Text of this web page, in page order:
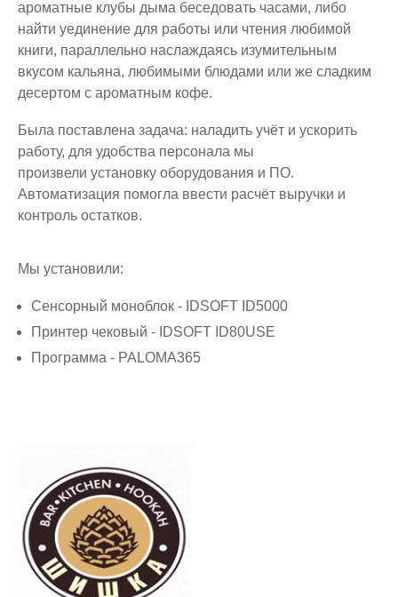
ароматные клубы дыма беседовать часами, либо
найти уединение для работы или чтения любимой
книги, параллельно наслаждаясь изумительным
вкусом кальяна, любимыми блюдами или же сладким
десертом с ароматным кофе.
Была поставлена задача: наладить учёт и ускорить
работу, для удобства персонала мы
произвели установку оборудования и ПО.
Автоматизация помогла ввести расчёт выручки и
контроль остатков.
Мы установили:
Сенсорный моноблок - IDSOFT ID5000
Принтер чековый - IDSOFT ID80USE
Программа - PALOMA365